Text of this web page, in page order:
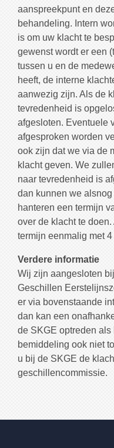
aanspreekpunt en
behandeling. Intern
is om uw klacht te
gewenst wordt er een
tussen u en de
heeft, de interne
aanwezig zijn. Als de
tevredenheid is
afgesloten. Eventuele
afgesproken worden
ook zijn dat we via de
klacht geven. We
naar tevredenheid is
dan kunnen we
hanteren een termijn
over de klacht te
termijn eenmalig met
Verdere informatie
Wij zijn aangesloten
Geschillen
er via bovenstaande
dan kan een
de SKGE optreden
bemiddeling ook niet
u bij de SKGE de
geschillencommissie.